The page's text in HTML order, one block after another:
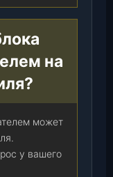
на
может
у вашего